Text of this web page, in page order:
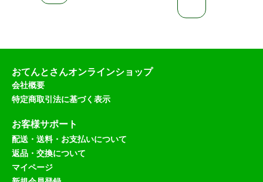
おてんとさんオンラインショップ
会社概要
特定商取引法に基づく表示
お客様サポート
配送・送料・お支払いについて
返品・交換について
マイページ